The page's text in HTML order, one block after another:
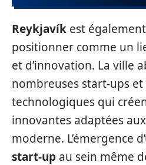
Reykjavík est
positionner comme un
et d’innovation. La ville
nombreuses start-ups
technologiques qui
innovantes adaptées
moderne. L’émergence
start-up au sein même